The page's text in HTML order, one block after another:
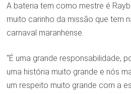
A bateria tem como mestre é
muito carinho da missão que tem
carnaval maranhense.
“É uma grande responsabilidade,
uma história muito grande e nós
um respeito muito grande com a